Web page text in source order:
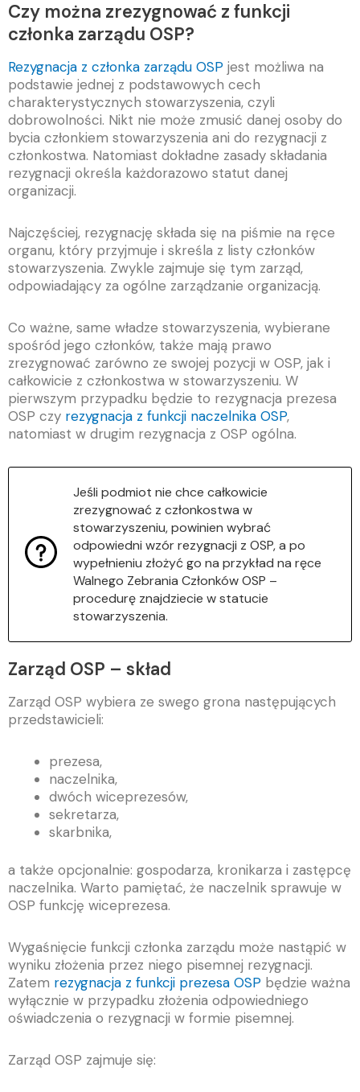
Czy można zrezygnować z funkcji
członka zarządu OSP?
Rezygnacja z członka zarządu OSP jest możliwa na
podstawie jednej z podstawowych cech
charakterystycznych stowarzyszenia, czyli
dobrowolności. Nikt nie może zmusić danej osoby do
bycia członkiem stowarzyszenia ani do rezygnacji z
członkostwa. Natomiast dokładne zasady składania
rezygnacji określa każdorazowo statut danej
organizacji.
Najczęściej, rezygnację składa się na piśmie na ręce
organu, który przyjmuje i skreśla z listy członków
stowarzyszenia. Zwykle zajmuje się tym zarząd,
odpowiadający za ogólne zarządzanie organizacją.
Co ważne, same władze stowarzyszenia, wybierane
spośród jego członków, także mają prawo
zrezygnować zarówno ze swojej pozycji w OSP, jak i
całkowicie z członkostwa w stowarzyszeniu. W
pierwszym przypadku będzie to rezygnacja prezesa
OSP czy rezygnacja z funkcji naczelnika OSP,
natomiast w drugim rezygnacja z OSP ogólna.
Jeśli podmiot nie chce całkowicie
zrezygnować z członkostwa w
stowarzyszeniu, powinien wybrać
odpowiedni wzór rezygnacji z OSP, a po
wypełnieniu złożyć go na przykład na ręce
Walnego Zebrania Członków OSP –
procedurę znajdziecie w statucie
stowarzyszenia.
Zarząd OSP – skład
Zarząd OSP wybiera ze swego grona następujących
przedstawicieli:
prezesa,
naczelnika,
dwóch wiceprezesów,
sekretarza,
skarbnika,
a także opcjonalnie: gospodarza, kronikarza i zastępcę
naczelnika. Warto pamiętać, że naczelnik sprawuje w
OSP funkcję wiceprezesa.
Wygaśnięcie funkcji członka zarządu może nastąpić w
wyniku złożenia przez niego pisemnej rezygnacji.
Zatem rezygnacja z funkcji prezesa OSP będzie ważna
wyłącznie w przypadku złożenia odpowiedniego
oświadczenia o rezygnacji w formie pisemnej.
Zarząd OSP zajmuje się: